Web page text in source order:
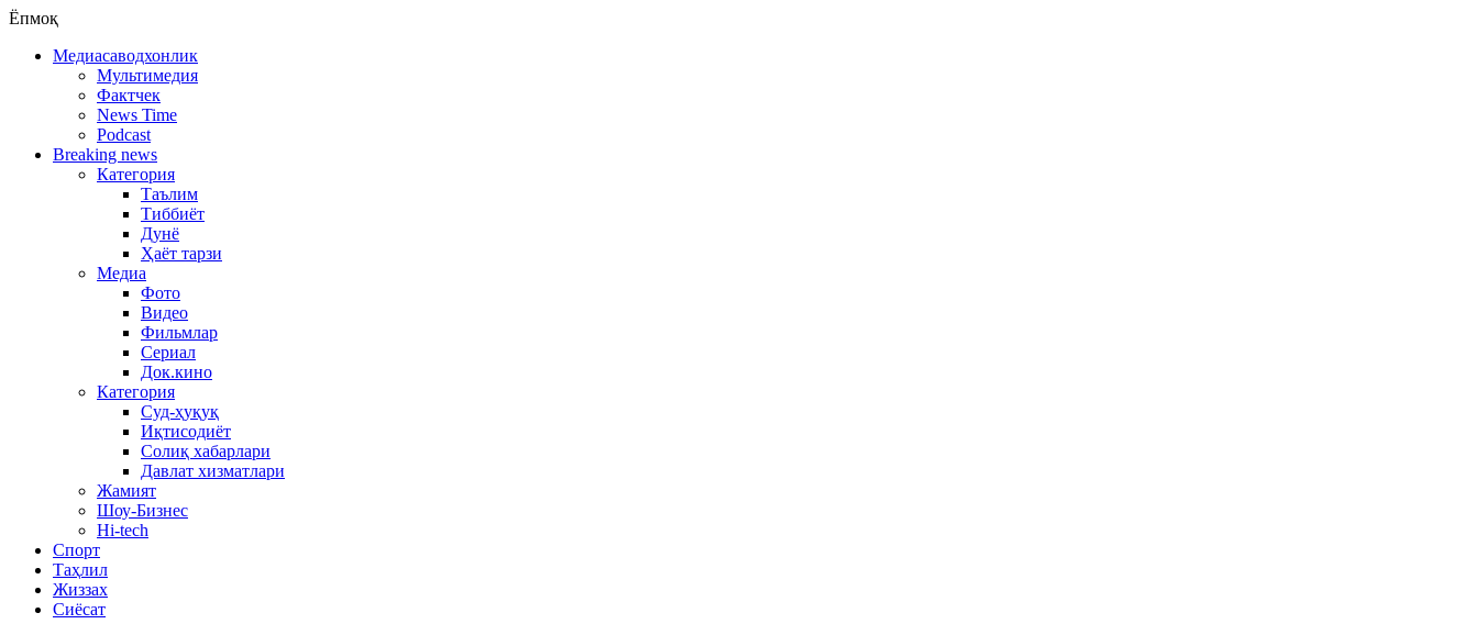
Ёпмоқ
Медиасаводхонлик
Мультимедия
Фактчек
News Time
Podcast
Breaking news
Категория
Таълим
Тиббиёт
Дунё
Ҳаёт тарзи
Медиа
Фото
Видео
Фильмлар
Сериал
Док.кино
Категория
Суд-ҳуқуқ
Иқтисодиёт
Солиқ хабарлари
Давлат хизматлари
Жамият
Шоу-Бизнес
Hi-tech
Спорт
Таҳлил
Жиззах
Сиёсат